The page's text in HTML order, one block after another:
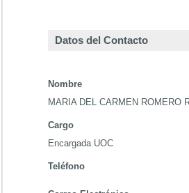
Datos del Contacto
Nombre
MARIA DEL CARMEN ROMERO
Cargo
Encargada UOC
Teléfono